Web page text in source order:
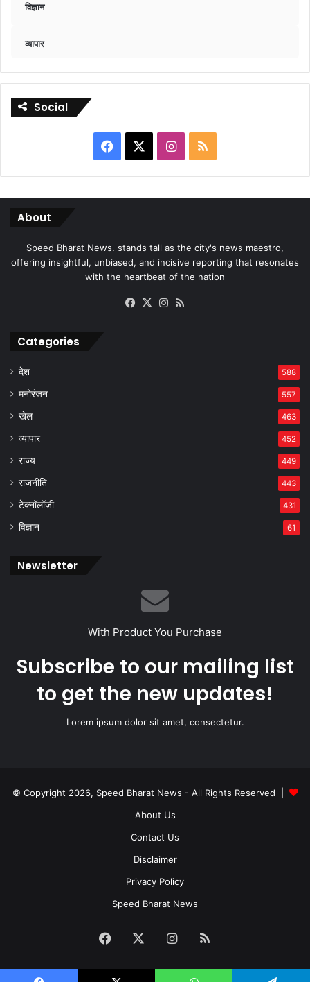
विज्ञान
व्यापार
Social
Facebook Instagram
RSS
About
Speed Bharat News. stands tall as the city's news maestro,
offering insightful, unbiased, and incisive reporting that resonates
with the heartbeat of the nation
Facebook
X Instagram
Categories
देश 588
मनोरंजन 557
खेल 463
व्यापार 452
राज्य 449
राजनीति 443
टेक्नॉलॉजी 431
विज्ञान 61
Newsletter
With Product You Purchase
Subscribe to our mailing list
to get the new updates!
Lorem ipsum dolor sit amet, consectetur.
© Copyright 2026, Speed Bharat News - All Rights Reserved |
About Us
Contact Us
Disclaimer
Privacy Policy
Speed Bharat News
Facebook Instagram
RSS